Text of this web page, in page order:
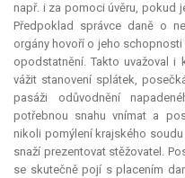
např. i za pomoci úvěru, pokud
Předpoklad správce daně o
orgány hovoří o jeho
opodstatnění. Takto uvažoval
vážit stanovení splátek,
pasáži odůvodnění
potřebnou snahu vnímat a
nikoli pomýlení krajského
snaží prezentovat stěžovatel.
se skutečně pojí s placením